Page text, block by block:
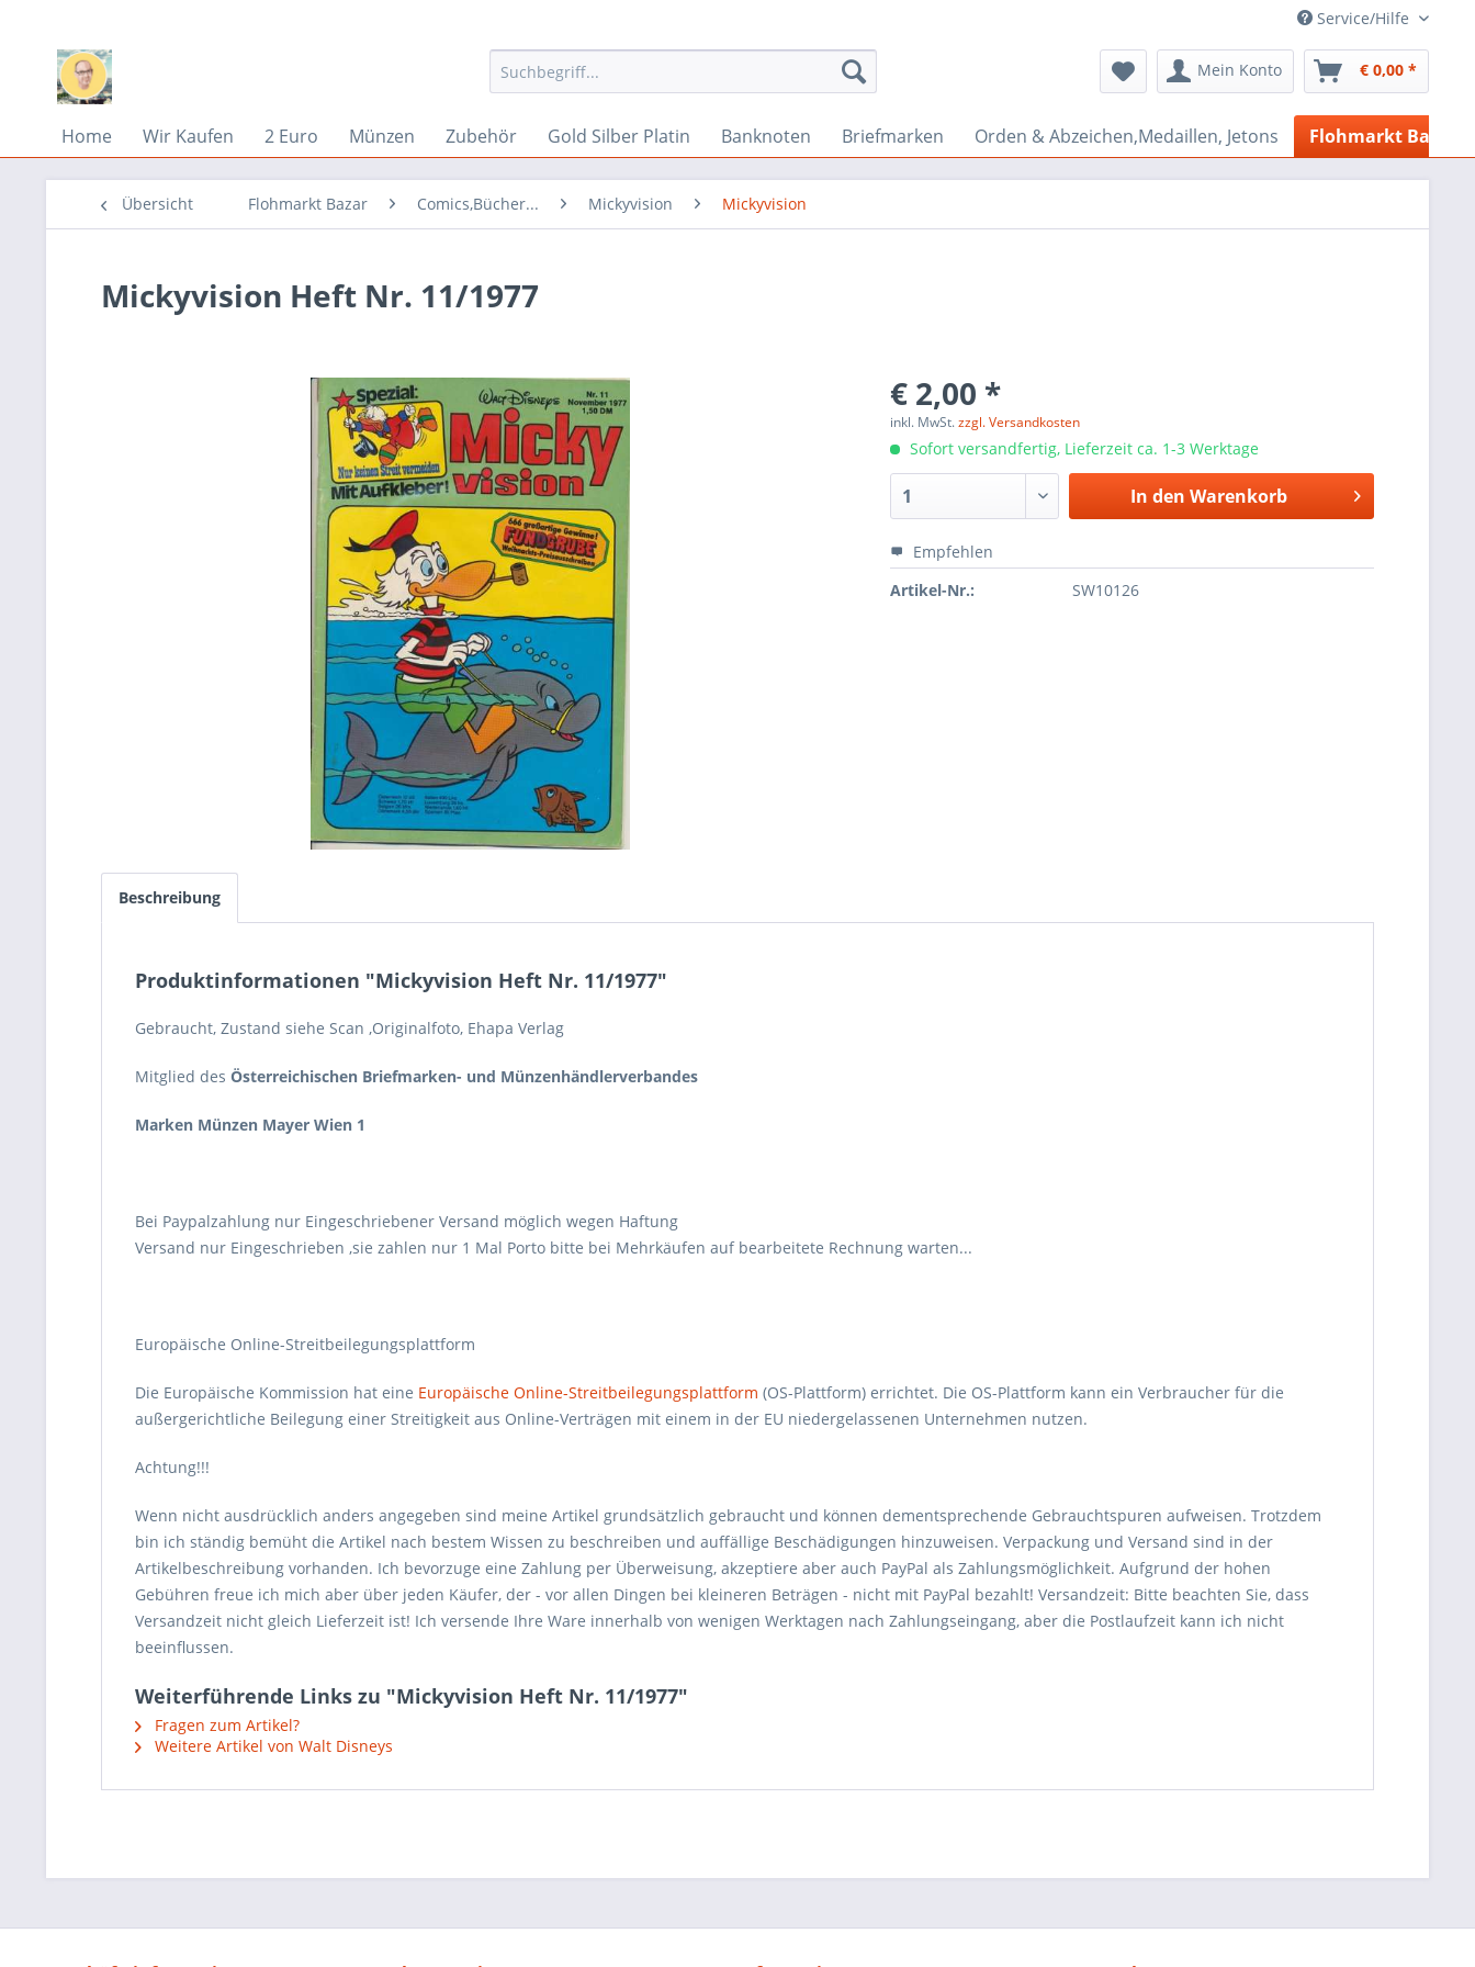
Service/Hilfe
Mein Konto € 0,00 *
Home Wir Kaufen 2 Euro Münzen Zubehör Gold Silber Platin Banknoten Briefmarken Orden & Abzeichen,Medaillen, Jetons Flohmarkt Bazar
Übersicht Flohmarkt Bazar Comics,Bücher... Mickyvision Mickyvision
Mickyvision Heft Nr. 11/1977
€ 2,00 *
inkl. MwSt.zzgl. Versandkosten
Sofort versandfertig, Lieferzeit ca. 1-3 Werktage
In den Warenkorb
Empfehlen
Artikel-Nr.:
SW10126
Beschreibung
Produktinformationen "Mickyvision Heft Nr. 11/1977"
Gebraucht, Zustand siehe Scan ,Originalfoto, Ehapa Verlag
Mitglied des Österreichischen Briefmarken- und Münzenhändlerverbandes
Marken Münzen Mayer Wien 1
Bei Paypalzahlung nur Eingeschriebener Versand möglich wegen Haftung
Versand nur Eingeschrieben ,sie zahlen nur 1 Mal Porto bitte bei Mehrkäufen auf bearbeitete Rechnung warten...
Europäische Online-Streitbeilegungsplattform
Die Europäische Kommission hat eine Europäische Online-Streitbeilegungsplattform (OS-Plattform) errichtet. Die OS-Plattform kann ein Verbraucher für die
außergerichtliche Beilegung einer Streitigkeit aus Online-Verträgen mit einem in der EU niedergelassenen Unternehmen nutzen.
Achtung!!!
Wenn nicht ausdrücklich anders angegeben sind meine Artikel grundsätzlich gebraucht und können dementsprechende Gebrauchtspuren aufweisen. Trotzdem
bin ich ständig bemüht die Artikel nach bestem Wissen zu beschreiben und auffällige Beschädigungen hinzuweisen. Verpackung und Versand sind in der
Artikelbeschreibung vorhanden. Ich bevorzuge eine Zahlung per Überweisung, akzeptiere aber auch PayPal als Zahlungsmöglichkeit. Aufgrund der hohen
Gebühren freue ich mich aber über jeden Käufer, der - vor allen Dingen bei kleineren Beträgen - nicht mit PayPal bezahlt! Versandzeit: Bitte beachten Sie, dass
Versandzeit nicht gleich Lieferzeit ist! Ich versende Ihre Ware innerhalb von wenigen Werktagen nach Zahlungseingang, aber die Postlaufzeit kann ich nicht
beeinflussen.
Weiterführende Links zu "Mickyvision Heft Nr. 11/1977"
Fragen zum Artikel?
Weitere Artikel von Walt Disneys